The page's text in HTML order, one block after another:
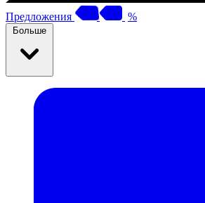
Предложения %
Больше